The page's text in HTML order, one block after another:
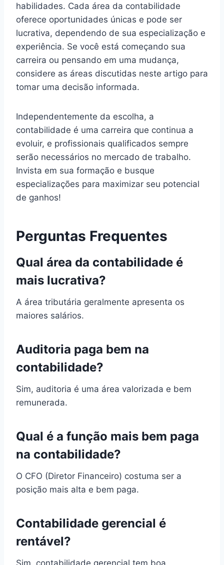
habilidades. Cada área da contabilidade
oferece oportunidades únicas e pode ser
lucrativa, dependendo de sua especialização e
experiência. Se você está começando sua
carreira ou pensando em uma mudança,
considere as áreas discutidas neste artigo para
tomar uma decisão informada.
Independentemente da escolha, a
contabilidade é uma carreira que continua a
evoluir, e profissionais qualificados sempre
serão necessários no mercado de trabalho.
Invista em sua formação e busque
especializações para maximizar seu potencial
de ganhos!
Perguntas Frequentes
Qual área da contabilidade é
mais lucrativa?
A área tributária geralmente apresenta os
maiores salários.
Auditoria paga bem na
contabilidade?
Sim, auditoria é uma área valorizada e bem
remunerada.
Qual é a função mais bem paga
na contabilidade?
O CFO (Diretor Financeiro) costuma ser a
posição mais alta e bem paga.
Contabilidade gerencial é
rentável?
Sim, contabilidade gerencial tem boa